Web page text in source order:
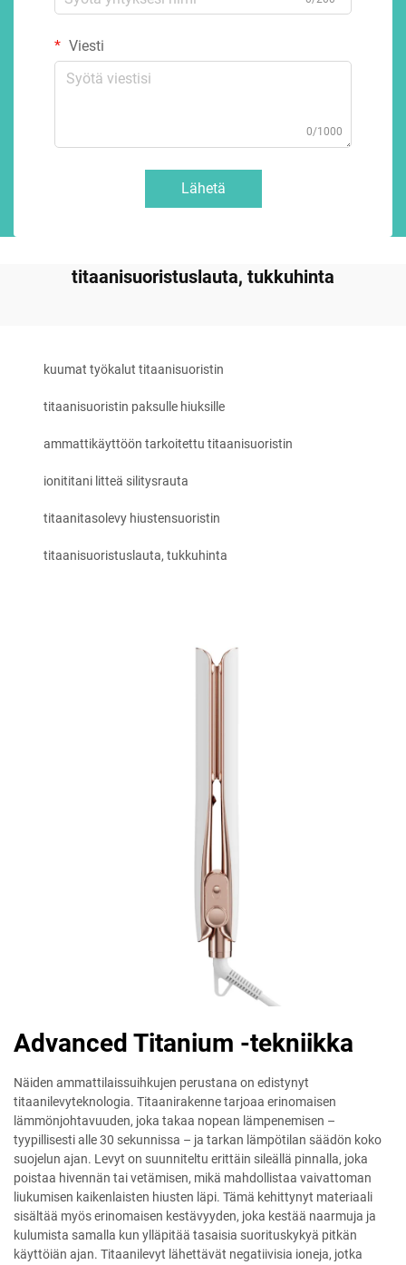
Viesti
0/1000
Lähetä
titaanisuoristuslauta, tukkuhinta
kuumat työkalut titaanisuoristin
titaanisuoristin paksulle hiuksille
ammattikäyttöön tarkoitettu titaanisuoristin
ionititani litteä silitysrauta
titaanitasolevy hiustensuoristin
titaanisuoristuslauta, tukkuhinta
Advanced Titanium -tekniikka
Näiden ammattilaissuihkujen perustana on edistynyt
titaanilevyteknologia. Titaanirakenne tarjoaa erinomaisen
lämmönjohtavuuden, joka takaa nopean lämpenemisen –
tyypillisesti alle 30 sekunnissa – ja tarkan lämpötilan säädön koko
suojelun ajan. Levyt on suunniteltu erittäin sileällä pinnalla, joka
poistaa hivennän tai vetämisen, mikä mahdollistaa vaivattoman
liukumisen kaikenlaisten hiusten läpi. Tämä kehittynyt materiaali
sisältää myös erinomaisen kestävyyden, joka kestää naarmuja ja
kulumista samalla kun ylläpitää tasaisia suorituskykyä pitkän
käyttöiän ajan. Titaanilevyt lähettävät negatiivisia ioneja, jotka